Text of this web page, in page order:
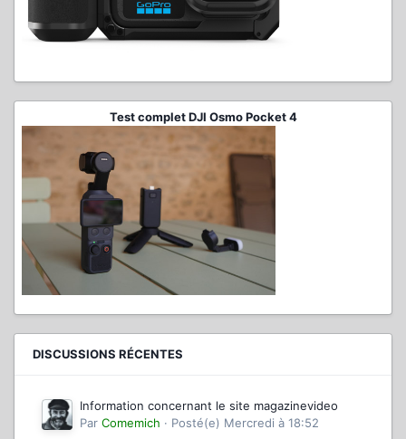
Test complet DJI Osmo Pocket 4
DISCUSSIONS RÉCENTES
Information concernant le site magazinevideo
Par Comemich · Posté(e) Mercredi à 18:52